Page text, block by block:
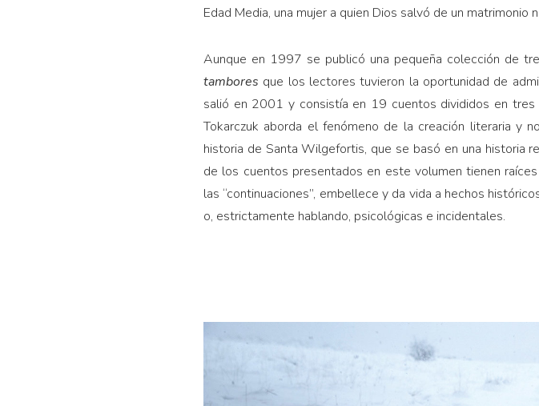
Edad Media, una mujer a quien Dios salvó de un matrimonio
Aunque en 1997 se publicó una pequeña colección de
tambores que los lectores tuvieron la oportunidad de
salió en 2001 y consistía en 19 cuentos divididos en tres
Tokarczuk aborda el fenómeno de la creación literaria y
historia de Santa Wilgefortis, que se basó en una historia
de los cuentos presentados en este volumen tienen
las “continuaciones”, embellece y da vida a hechos
o, estrictamente hablando, psicológicas e incidentales.